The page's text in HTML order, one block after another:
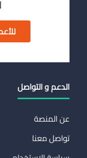
الدعم و التواصل
عن المنصة
تواصل معنا